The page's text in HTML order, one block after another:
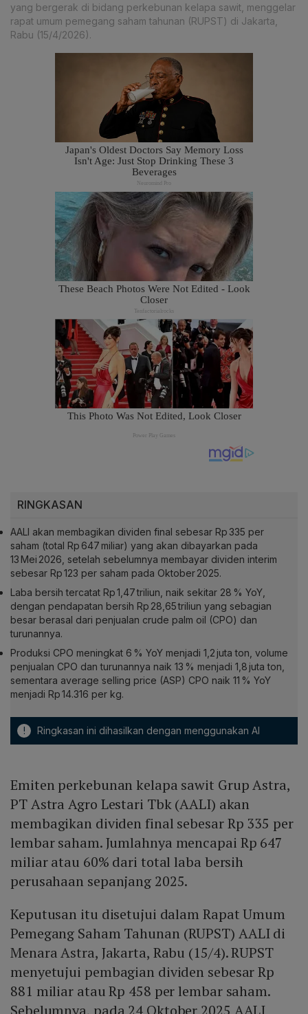
yang bergerak di bidang perkebunan kelapa sawit, menggelar
rapat umum pemegang saham tahunan (RUPST) di Jakarta,
Rabu (15/4/2026).
RINGKASAN
AALI akan membagikan dividen final sebesar Rp 335 per
saham (total Rp 647 miliar) yang akan dibayarkan pada
13 Mei 2026, setelah sebelumnya membayar dividen interim
sebesar Rp 123 per saham pada Oktober 2025.
Laba bersih tercatat Rp 1,47 triliun, naik sekitar 28 % YoY,
dengan pendapatan bersih Rp 28,65 triliun yang sebagian
besar berasal dari penjualan crude palm oil (CPO) dan
turunannya.
Produksi CPO meningkat 6 % YoY menjadi 1,2 juta ton, volume
penjualan CPO dan turunannya naik 13 % menjadi 1,8 juta ton,
sementara average selling price (ASP) CPO naik 11 % YoY
menjadi Rp 14.316 per kg.
! Ringkasan ini dihasilkan dengan menggunakan AI
Emiten perkebunan kelapa sawit Grup Astra,
PT Astra Agro Lestari Tbk (AALI) akan
membagikan dividen final sebesar Rp 335 per
lembar saham. Jumlahnya mencapai Rp 647
miliar atau 60% dari total laba bersih
perusahaan sepanjang 2025.
Keputusan itu disetujui dalam Rapat Umum
Pemegang Saham Tahunan (RUPST) AALI di
Menara Astra, Jakarta, Rabu (15/4). RUPST
menyetujui pembagian dividen sebesar Rp
881 miliar atau Rp 458 per lembar saham.
Sebelumnya, pada 24 Oktober 2025 AALI